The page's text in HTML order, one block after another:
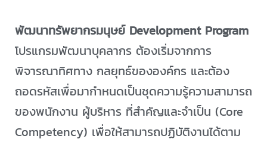
พัฒนาทรัพยากรมนุษย์ Development Program
โปรแกรมพัฒนาบุคลากร ต้องเริ่มจากการ
พิจารณาทิศทาง กลยุทธ์ขององค์กร และต้อง
ถอดรหัสเพื่อมากำหนดเป็นชุดความรู้ความสามารถ
ของพนักงาน ผู้บริหาร ที่สำคัญและจำเป็น (Core
Competency) เพื่อให้สามารถปฏิบัติงานได้ตาม